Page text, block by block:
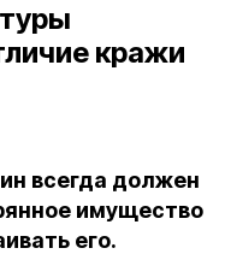
кражи
всегда должен
имущество
его.